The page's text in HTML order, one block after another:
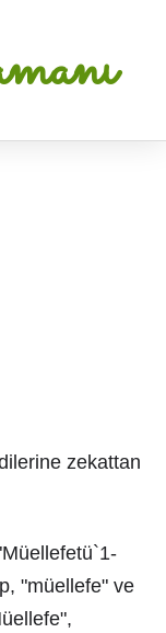
zekattan
"müellefe" ve